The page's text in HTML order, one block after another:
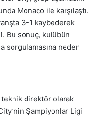
Monaco ile karşılaştı.
3-1 kaybederek
Bu sonuç, kulübün
sorgulamasına neden
teknik direktör olarak
Şampiyonlar Ligi